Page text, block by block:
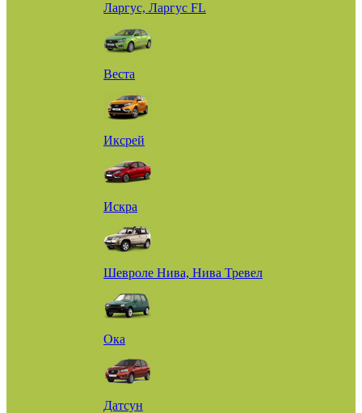
Ларгус, Ларгус FL
Веста
Иксрей
Искра
Шевроле Нива, Нива Тревел
Ока
Датсун